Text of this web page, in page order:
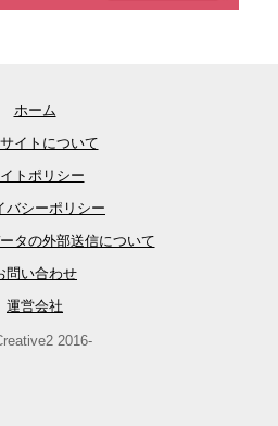
ホーム
イトについて
トポリシー
バシーポリシー
タの外部送信について
問い合わせ
運営会社
2016-